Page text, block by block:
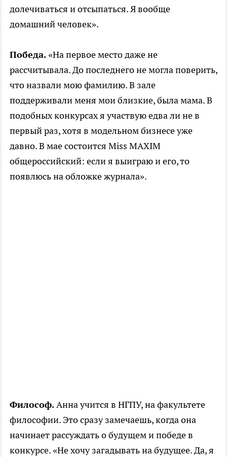
долечиваться и отсыпаться. Я вообще
домашний человек».
Победа. «На первое место даже не
рассчитывала. До последнего не могла поверить,
что назвали мою фамилию. В зале
поддерживали меня мои близкие, была мама. В
подобных конкурсах я участвую едва ли не в
первый раз, хотя в модельном бизнесе уже
давно. В мае состоится Miss MAXIM
общероссийский: если я выиграю и его, то
появлюсь на обложке журнала».
Философ.Анна учится в НГПУ, на факультете
философии. Это сразу замечаешь, когда она
начинает рассуждать о будущем и победе в
конкурсе. «Не хочу загадывать на будущее. Да, я